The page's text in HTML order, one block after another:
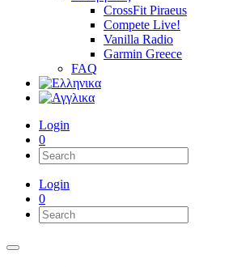
CrossFit Piraeus
Compete Live!
Vanilla Radio
Garmin Greece
FAQ
Login
0
Login
0